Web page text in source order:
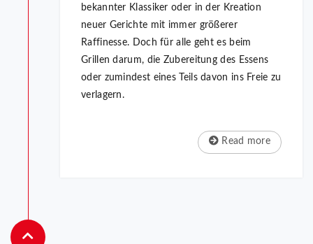
bekannter Klassiker oder in der Kreation
neuer Gerichte mit immer größerer
Raffinesse. Doch für alle geht es beim
Grillen darum, die Zubereitung des Essens
oder zumindest eines Teils davon ins Freie zu
verlagern.
Read more